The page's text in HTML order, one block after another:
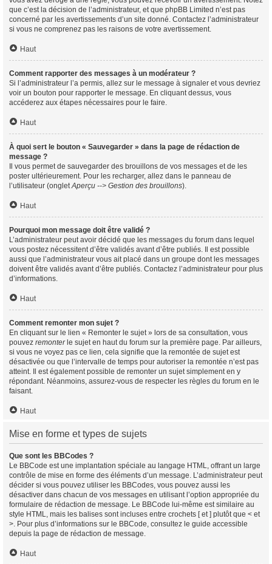
que c’est la décision de l’administrateur, et que phpBB Limited n’est pas
concerné par les avertissements d’un site donné. Contactez l’administrateur
si vous ne comprenez pas les raisons de votre avertissement.
Haut
Comment rapporter des messages à un modérateur ?
Si l’administrateur l’a permis, allez sur le message à signaler et vous devriez
voir un bouton pour rapporter le message. En cliquant dessus, vous
accéderez aux étapes nécessaires pour le faire.
Haut
À quoi sert le bouton « Sauvegarder » dans la page de rédaction de
message ?
Il vous permet de sauvegarder des brouillons de vos messages et de les
poster ultérieurement. Pour les recharger, allez dans le panneau de
l’utilisateur (ongletAperçu --> Gestion des brouillons).
Haut
Pourquoi mon message doit être validé ?
L’administrateur peut avoir décidé que les messages du forum dans lequel
vous postez nécessitent d’être validés avant d’être publiés. Il est possible
aussi que l’administrateur vous ait placé dans un groupe dont les messages
doivent être validés avant d’être publiés. Contactez l’administrateur pour plus
d’informations.
Haut
Comment remonter mon sujet ?
En cliquant sur le lien « Remonter le sujet » lors de sa consultation, vous
pouvez remonterle sujet en haut du forum sur la première page. Par ailleurs,
si vous ne voyez pas ce lien, cela signifie que la remontée de sujet est
désactivée ou que l’intervalle de temps pour autoriser la remontée n’est pas
atteint. Il est également possible de remonter un sujet simplement en y
répondant. Néanmoins, assurez-vous de respecter les règles du forum en le
faisant.
Haut
Mise en forme et types de sujets
Que sont les BBCodes ?
Le BBCode est une implantation spéciale au langage HTML, offrant un large
contrôle de mise en forme des éléments d’un message. L’administrateur peut
décider si vous pouvez utiliser les BBCodes, vous pouvez aussi les
désactiver dans chacun de vos messages en utilisant l’option appropriée du
formulaire de rédaction de message. Le BBCode lui-même est similaire au
style HTML, mais les balises sont incluses entre crochets [ et ] plutôt que < et
>. Pour plus d’informations sur le BBCode, consultez le guide accessible
depuis la page de rédaction de message.
Haut